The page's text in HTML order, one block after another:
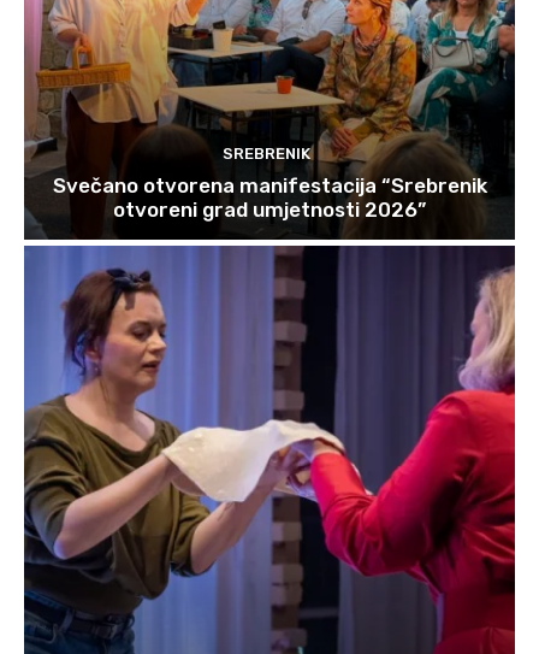
SREBRENIK
Svečano otvorena manifestacija “Srebrenik
otvoreni grad umjetnosti 2026”